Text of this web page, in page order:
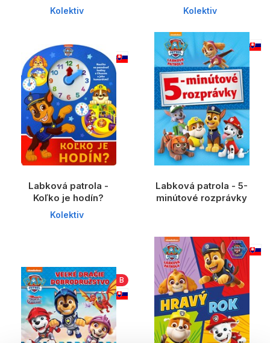
Kolektiv Kolektiv
Labková patrola -
Koľko je hodín?
Kolektiv
Labková patrola - 5-
minútové rozprávky
B